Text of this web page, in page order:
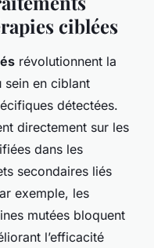
ciblées
révolutionnent la
sein en ciblant
détectées.
directement sur les
dans les
secondaires liés
exemple, les
mutées bloquent
l’efficacité